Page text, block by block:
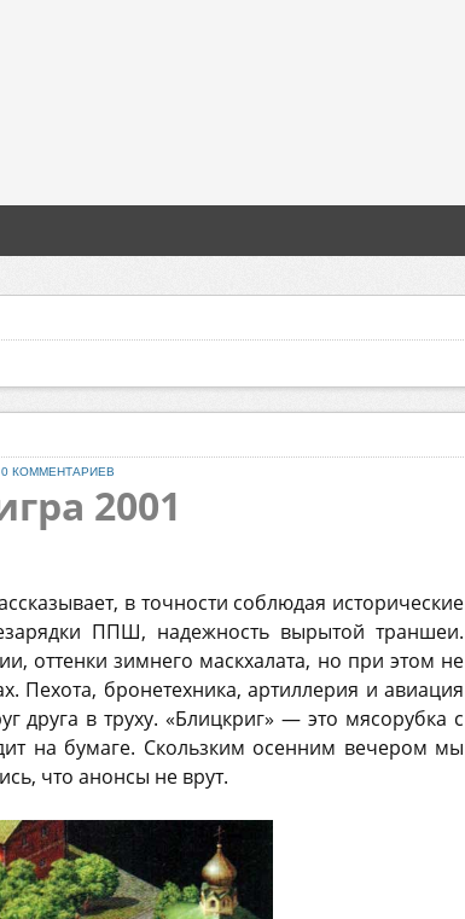
0 КОММЕНТАРИЕВ
2001
в точности соблюдая исторические
ППШ, надежность вырытой траншеи.
оттенки зимнего маскхалата, но при этом не
Пехота, бронетехника, артиллерия и авиация
друга в труху. «Блицкриг» — это мясорубка с
на бумаге. Скользким осенним вечером мы
что анонсы не врут.